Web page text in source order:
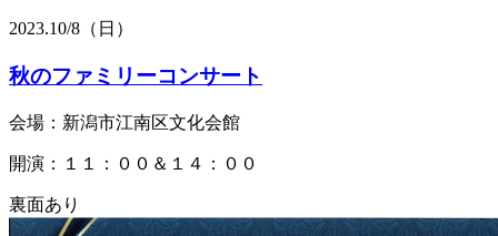
2023.10/8 （日）
秋のファミリーコンサート
会場：新潟市江南区文化会館
開演：１１：００＆１４：００
裏面あり